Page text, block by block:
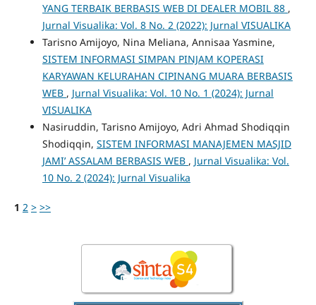
YANG TERBAIK BERBASIS WEB DI DEALER MOBIL 88 ,
Jurnal Visualika: Vol. 8 No. 2 (2022): Jurnal VISUALIKA
Tarisno Amijoyo, Nina Meliana, Annisaa Yasmine,
SISTEM INFORMASI SIMPAN PINJAM KOPERASI
KARYAWAN KELURAHAN CIPINANG MUARA BERBASIS
WEB , Jurnal Visualika: Vol. 10 No. 1 (2024): Jurnal
VISUALIKA
Nasiruddin, Tarisno Amijoyo, Adri Ahmad Shodiqqin
Shodiqqin, SISTEM INFORMASI MANAJEMEN MASJID
JAMI’ ASSALAM BERBASIS WEB , Jurnal Visualika: Vol.
10 No. 2 (2024): Jurnal Visualika
1 2 > >>